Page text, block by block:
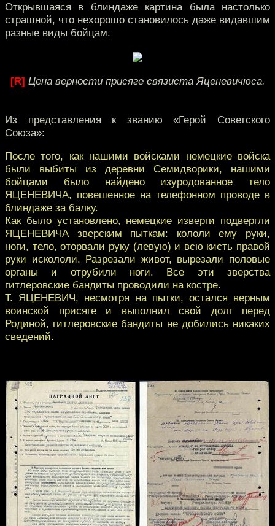
Открывшаяся в блиндаже картина была настолько
страшной, что нехорошо становилось даже видавшим
разные виды бойцам.
[R] Цена верности присяге связиста Яценевичюса.
Из представления к званию «Герой Советского
Союза»:
После того, как нашими войсками немецкие войска
были выбиты из деревни Семидворики, нашими
бойцами было найдено изуродованное тело
ЯЦЕНЕВИЧА, повешенное на телефонном проводе в
блиндаже за балку.
Как было установлено, немецкие изверги подвергли
ЯЦЕНЕВИЧА зверским пыткам: кололи ему руки,
ноги, тело, оторвали руку (левую) и всю кисть правой
руки искололи. Разрезали живот, вырезали половые
органы и отрубили ноги. Все эти зверства
гитлеровские бандиты проводили на костре.
Т. ЯЦЕНЕВИЧ, несмотря на пытки, остался верным
воинской присяге и выполнил свой долг перед
Родиной, гитлеровские бандиты не добились никаких
сведений.